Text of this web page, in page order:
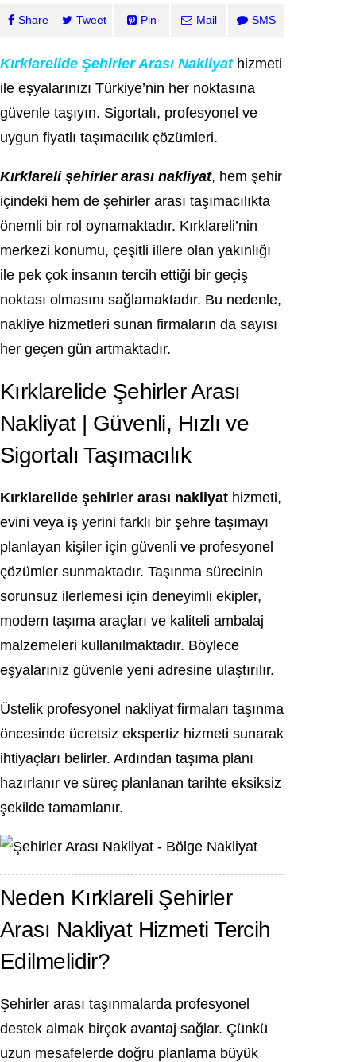
Share Tweet Pin Mail SMS
Kırklarelide Şehirler Arası Nakliyathizmeti
ile eşyalarınızı Türkiye’nin her noktasına
güvenle taşıyın. Sigortalı, profesyonel ve
uygun fiyatlı taşımacılık çözümleri.
Kırklareli şehirler arası nakliyat, hem şehir
içindeki hem de şehirler arası taşımacılıkta
önemli bir rol oynamaktadır. Kırklareli’nin
merkezi konumu, çeşitli illere olan yakınlığı
ile pek çok insanın tercih ettiği bir geçiş
noktası olmasını sağlamaktadır. Bu nedenle,
nakliye hizmetleri sunan firmaların da sayısı
her geçen gün artmaktadır.
Kırklarelide Şehirler Arası
Nakliyat | Güvenli, Hızlı ve
Sigortalı Taşımacılık
Kırklarelide şehirler arası nakliyat hizmeti,
evini veya iş yerini farklı bir şehre taşımayı
planlayan kişiler için güvenli ve profesyonel
çözümler sunmaktadır. Taşınma sürecinin
sorunsuz ilerlemesi için deneyimli ekipler,
modern taşıma araçları ve kaliteli ambalaj
malzemeleri kullanılmaktadır. Böylece
eşyalarınız güvenle yeni adresine ulaştırılır.
Üstelik profesyonel nakliyat firmaları taşınma
öncesinde ücretsiz ekspertiz hizmeti sunarak
ihtiyaçları belirler. Ardından taşıma planı
hazırlanır ve süreç planlanan tarihte eksiksiz
şekilde tamamlanır.
Neden Kırklareli Şehirler
Arası Nakliyat Hizmeti Tercih
Edilmelidir?
Şehirler arası taşınmalarda profesyonel
destek almak birçok avantaj sağlar. Çünkü
uzun mesafelerde doğru planlama büyük